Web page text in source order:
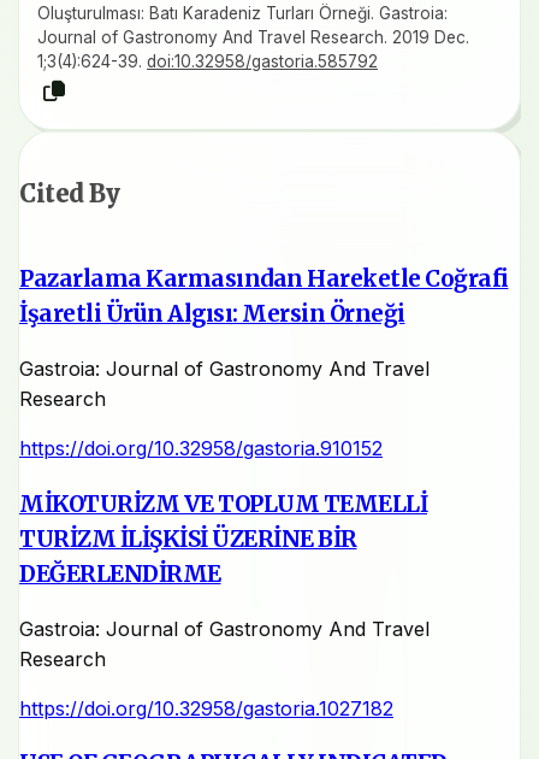
Oluşturulması: Batı Karadeniz Turları Örneği. Gastroia:
Journal of Gastronomy And Travel Research. 2019 Dec.
1;3(4):624-39. doi:10.32958/gastoria.585792
Cited By
Pazarlama Karmasından Hareketle Coğrafi
İşaretli Ürün Algısı: Mersin Örneği
Gastroia: Journal of Gastronomy And Travel
Research
https://doi.org/10.32958/gastoria.910152
MİKOTURİZM VE TOPLUM TEMELLİ
TURİZM İLİŞKİSİ ÜZERİNE BİR
DEĞERLENDİRME
Gastroia: Journal of Gastronomy And Travel
Research
https://doi.org/10.32958/gastoria.1027182